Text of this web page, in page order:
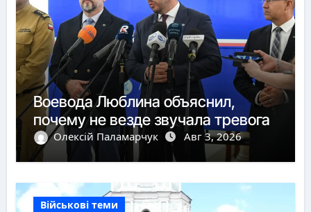
Воевода Люблина объяснил,
почему не везде звучала тревога
Олексій Паламарчук Авг 3, 2026
Військові теми